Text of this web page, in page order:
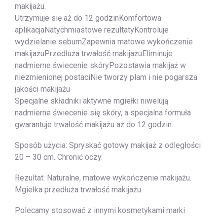
makijażu.
Utrzymuje się aż do 12 godzinKomfortowa
aplikacjaNatychmiastowe rezultatyKontroluje
wydzielanie sebumZapewnia matowe wykończenie
makijażuPrzedłuża trwałość makijażuEliminuje
nadmierne świecenie skóryPozostawia makijaż w
niezmienionej postaciNie tworzy plam i nie pogarsza
jakości makijażu
Specjalne składniki aktywne mgiełki niwelują
nadmierne świecenie się skóry, a specjalna formuła
gwarantuje trwałość makijażu aż do 12 godzin.
Sposób użycia: Spryskać gotowy makijaż z odległości
20 – 30 cm. Chronić oczy.
Rezultat: Naturalne, matowe wykończenie makijażu.
Mgiełka przedłuża trwałość makijażu.
Polecamy stosować z innymi kosmetykami marki